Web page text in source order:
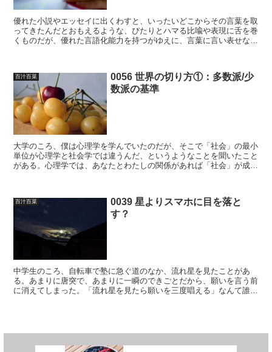
優れた小説やエッセイに出くわすと、いったいどこからその言葉を取
ってきたんだとおもえるような、ぴたりとハマる比喩や表現に舌を巻
くものだが、優れた言語化能力を持つがゆえに、言葉に言い表せない
百汁百菜
0056 世界の切り方①：多数派/少
数派の基準
大学のころ、僕は心理学を学んでいたのだが、そこで「社会」の最小
単位が心理学と社会学では違うんだ、というようなことを聞いたこと
がある。心理学では、あなたとわたしの関係があれば「社会」が成立
百汁百菜
0039 星よりスマホに目を落と
す？
中学生のころ、自転車で塾に急ぐ道のなか、流れ星を見たことがあ
る。あまりに唐突で、あまりに一瞬のできごとだから、願いを言う前
に消えてしまった。「流れ星を見たら願いを三度唱える」なんて誰が